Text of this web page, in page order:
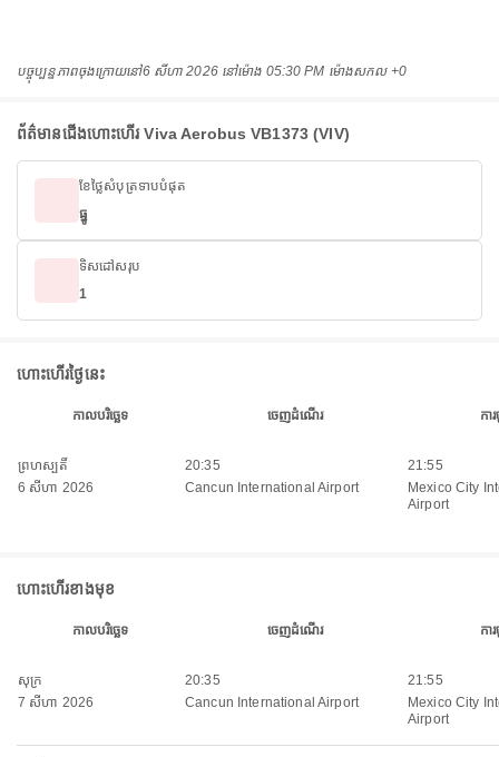
បច្ចុប្បន្នភាពចុងក្រោយនៅ6 សីហា 2026 នៅ​ម៉ោង 05:30 PM ម៉ោង​សកល +0
ព័ត៌មានជើងហោះហើរ Viva Aerobus VB1373 (VIV)
ខែថ្លៃសំបុត្រទាបបំផុត
ធ្នូ
ទិសដៅសរុប
1
ហោះហើរថ្ងៃនេះ
កាលបរិច្ឆេទ ចេញដំណើរ កា
ព្រហស្បតិ៍
6 សីហា 2026
20:35
Cancun International Airport
21:55
Mexico City
Airport
ហោះហើរខាងមុខ
កាលបរិច្ឆេទ ចេញដំណើរ កា
សុក្រ
7 សីហា 2026
20:35
Cancun International Airport
21:55
Mexico City
Airport